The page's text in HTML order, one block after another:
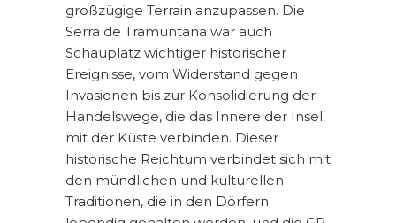
großzügige Terrain anzupassen. Die
Serra de Tramuntana war auch
Schauplatz wichtiger historischer
Ereignisse, vom Widerstand gegen
Invasionen bis zur Konsolidierung der
Handelswege, die das Innere der Insel
mit der Küste verbinden. Dieser
historische Reichtum verbindet sich mit
den mündlichen und kulturellen
Traditionen, die in den Dörfern